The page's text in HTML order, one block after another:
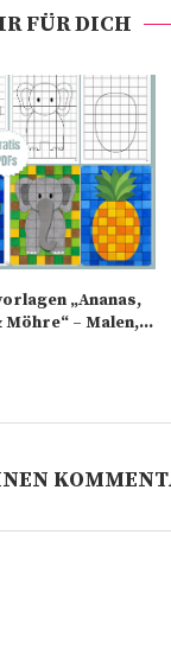
FÜR DICH
„Ananas,
Möhre“ – Malen,...